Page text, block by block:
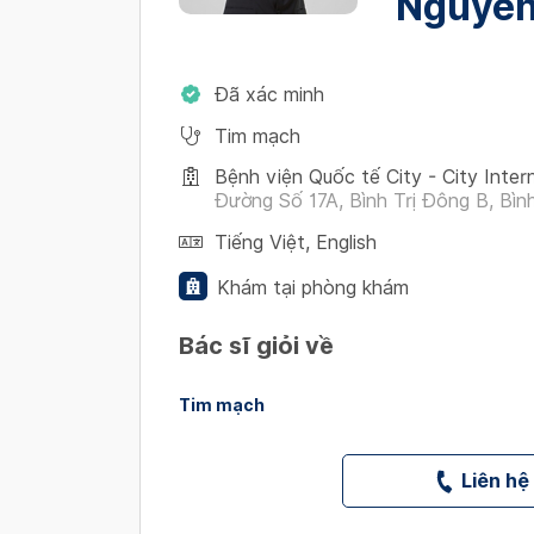
Đã xác minh
Tim mạch
Bệnh viện Quốc tế City - City
Đường Số 17A, Bình Trị Đông B,
Tiếng Việt, English
Khám tại phòng khám
Bác sĩ giỏi về
Tim mạch
Liên